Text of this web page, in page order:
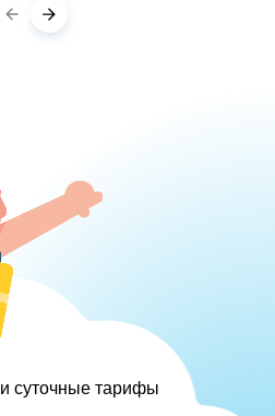
суточные тарифы